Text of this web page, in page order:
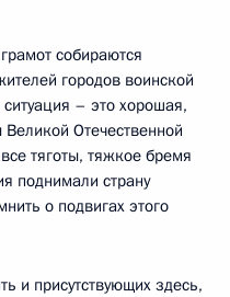
собираются
городов воинской
– это хорошая,
Отечественной
тяготы, тяжкое бремя
поднимали страну
о подвигах этого
и присутствующих здесь,